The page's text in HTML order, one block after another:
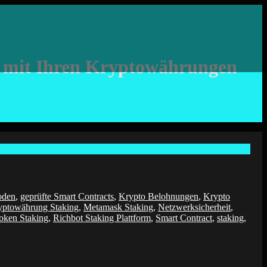
mit Ihren Kryptowährungen
, geprüfte Smart Contracts, Krypto Belohnungen, Krypto
Staking, Metamask Staking, Netzwerksicherheit,
Staking, Richbot Staking Plattform, Smart Contract, staking,